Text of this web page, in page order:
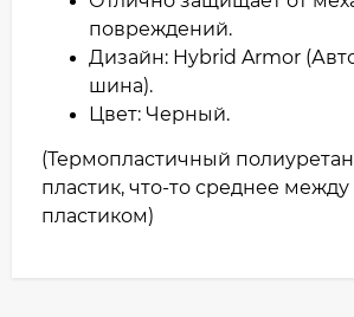
повреждений.
Дизайн: Hybrid Armor
шина).
Цвет: Черный.
(Термопластичный
пластик, что-то среднее
пластиком)